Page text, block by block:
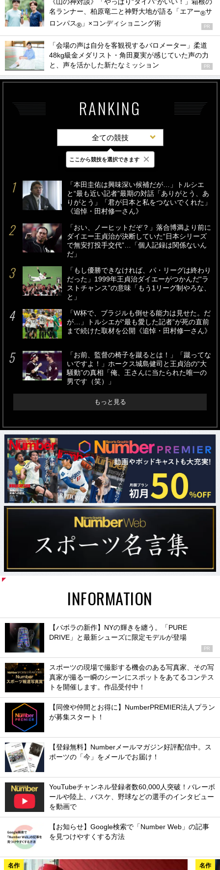
《山の神対談》「やっぱり“タイパ”がいい！」箱根の
名ランナー、柏原竜二と神野大地が語る「エアー®サ
ロンパス® 」×コンディショニング術 PR
「会場の声は自分を客観視するバロメーター」柔道
48kg級金メダリスト・角田夏実が感じていた声の力
と、声を活かした新たなミッション
PR
RANKING
全ての競技
最新 24時間 週間
「本田圭佑は興味深い候補だが…」トルシエ
と“最も近い記者”最期の対話「ありがとう、あ
りがとう」「君が日本と私をつないでくれた」
《追悼・田村修一さん》
「おい、ノーヒットだぞ？」落合博満より前に
ダイエー王貞治が決断していた“日本シリーズ
で無安打投手交代”…「個人記録は関係ないん
だ」
「もし優勝できなければ、パ・リーグは終わり
だった」1999年王貞治ダイエーがつかんだ“ラ
ストチャンス”の意味「もう1リーグ制やろな、
と」
「W杯で、ブラジルも倒せる能力は見せた。だ
が…」トルシエが“最も愛した記者”が死の直前
まで続けた取材を公開《追悼・田村修一さん》
「お前、監督の椅子を蹴るとは！」「蹴ってな
いですよ！」ホークス城島健司と王貞治の“大
騒動”の真相「俺、王さんに当たられた唯一の
男です（笑）」
もっと見る
INFORMATION
【バボラの新作】NYの輝きを纏う。「PURE
DRIVE」と最新シューズに限定モデルが登場
PR
スポーツの現場で撮影する機会のある写真家、その写
真家が撮る一瞬のシーンにスポットをあてるコンテス
トを開催します。作品受付中！
【同僚や仲間とお得に】NumberPREMIER法人プラン
が募集スタート！
【登録無料】Numberメールマガジン好評配信中。ス
ポーツの「今」をメールでお届け！
YouTubeチャンネル登録者数60,000人突破！バレーボ
ールや陸上、バスケ、野球などの選手のインタビュー
を動画で
【お知らせ】Google検索で「Number Web」の記事
を見つけやすくする方法
名作 名作
ここから競技を選択できます ×